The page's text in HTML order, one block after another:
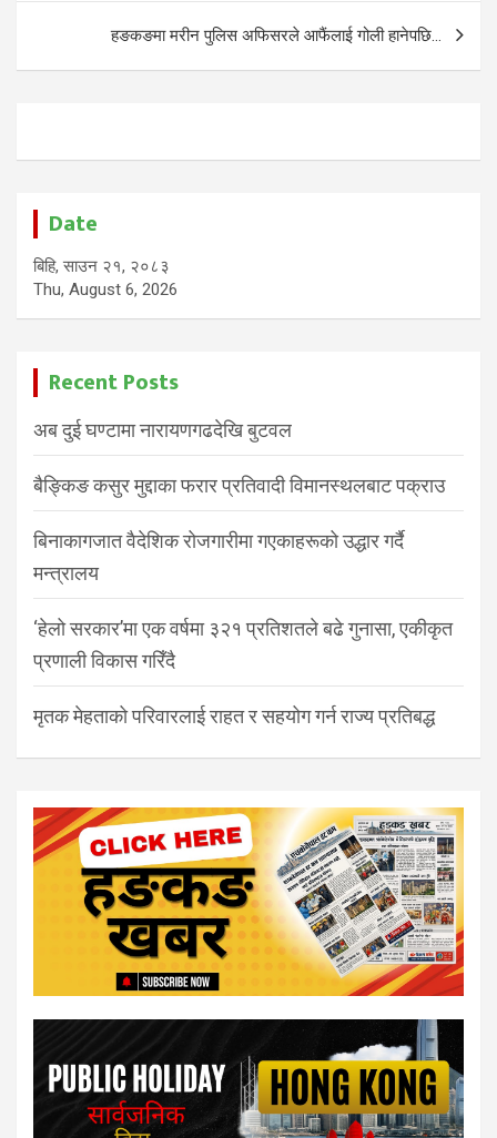
हङकङमा मरीन पुलिस अफिसरले आफैंलाई गोली हानेपछि…
Date
बिहि, साउन २१, २०८३
Thu, August 6, 2026
Recent Posts
अब दुई घण्टामा नारायणगढदेखि बुटवल
बैङ्किङ कसुर मुद्दाका फरार प्रतिवादी विमानस्थलबाट पक्राउ
बिनाकागजात वैदेशिक रोजगारीमा गएकाहरूको उद्धार गर्दै
मन्त्रालय
‘हेलो सरकार’मा एक वर्षमा ३२१ प्रतिशतले बढे गुनासा, एकीकृत
प्रणाली विकास गरिँदै
मृतक मेहताको परिवारलाई राहत र सहयोग गर्न राज्य प्रतिबद्ध